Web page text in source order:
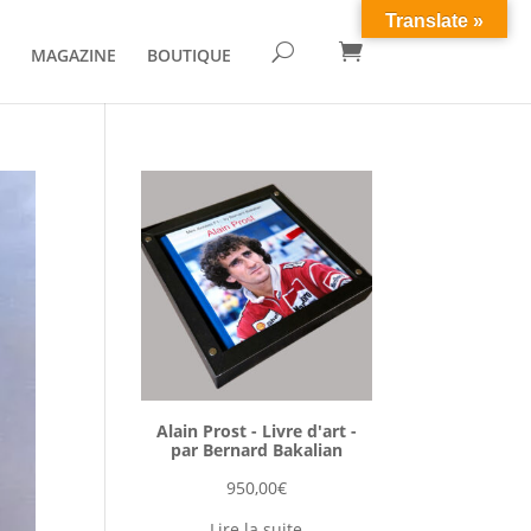
MAGAZINE BOUTIQUE U 
Alain Prost - Livre d'art -
par Bernard Bakalian
950,00€
Translate »